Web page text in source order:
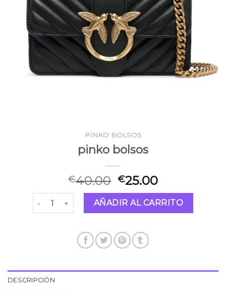
PINKO BOLSOS
pinko bolsos
€40.00 €25.00
pinko bolsos cantidadAÑADIR AL CARRITO
DESCRIPCIÓN